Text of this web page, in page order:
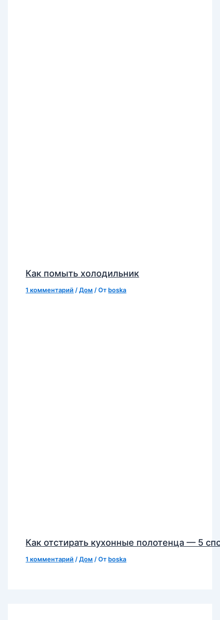
Как помыть холодильник
1 комментарий /Дом / От boska
Как отстирать кухонные полотенца — 5
1 комментарий /Дом / От boska